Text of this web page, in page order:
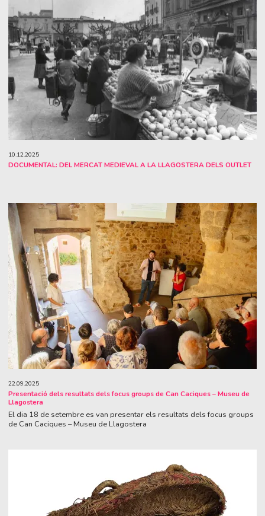
10.12.2025
DOCUMENTAL: DEL MERCAT MEDIEVAL A LA LLAGOSTERA DELS OUTLET
22.09.2025
Presentació dels resultats dels focus groups de Can Caciques – Museu de
Llagostera
El dia 18 de setembre es van presentar els resultats dels focus groups
de Can Caciques – Museu de Llagostera